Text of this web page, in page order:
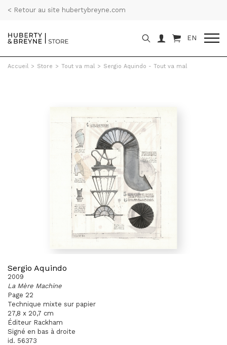
< Retour au site hubertybreyne.com
EN
Accueil > Store > Tout va mal > Sergio Aquindo - Tout va mal
Sergio Aquindo
2009
La Mère Machine
Page 22
Technique mixte sur papier
27,8 x 20,7 cm
Éditeur Rackham
Signé en bas à droite
id. 56373